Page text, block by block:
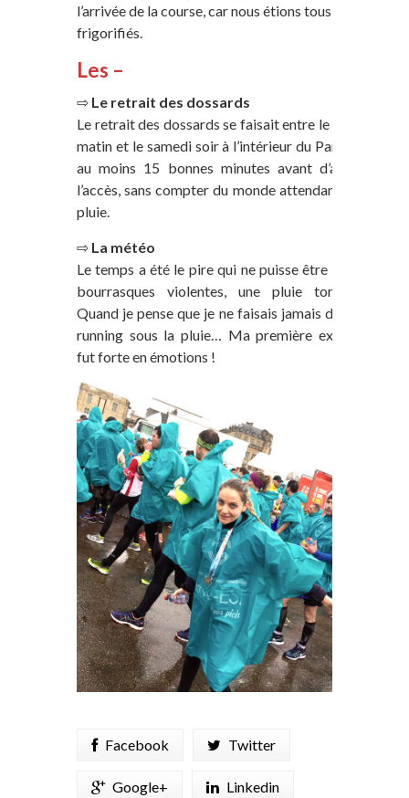
l’arrivée de la course, car nous étions tous
frigorifiés.
Les –
⇨ Le retrait des dossards
Le retrait des dossards se faisait entre le vendredi
matin et le samedi soir à l’intérieur du Parc Floral,
au moins 15 bonnes minutes avant d’atteindre
l’accès, sans compter du monde attendant sous la
pluie.
⇨ La météo
Le temps a été le pire qui ne puisse être avec des
bourrasques violentes, une pluie torrentielle.
Quand je pense que je ne faisais jamais de sorties
running sous la pluie… Ma première expérience
fut forte en émotions !
Facebook Twitter
Google+ Linkedin